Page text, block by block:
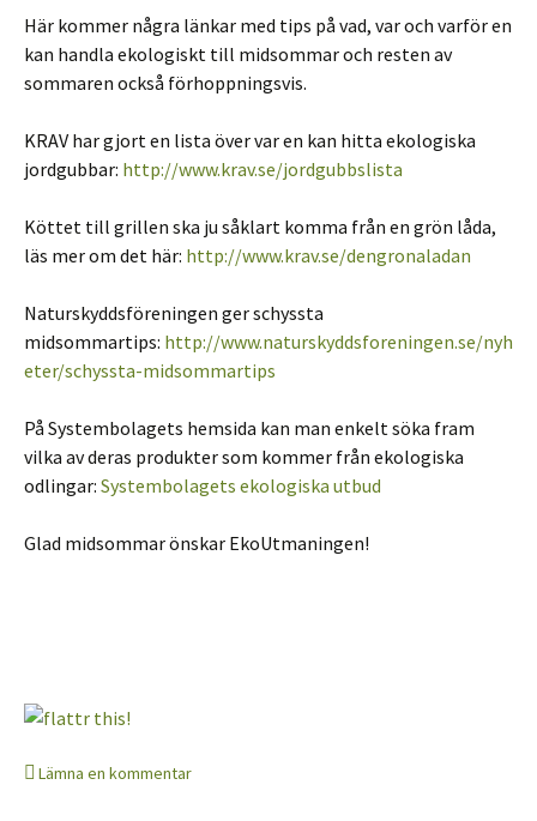
Här kommer några länkar med tips på vad, var och varför en
kan handla ekologiskt till midsommar och resten av
sommaren också förhoppningsvis.
KRAV har gjort en lista över var en kan hitta ekologiska
jordgubbar: http://www.krav.se/jordgubbslista
Köttet till grillen ska ju såklart komma från en grön låda,
läs mer om det här: http://www.krav.se/dengronaladan
Naturskyddsföreningen ger schyssta
midsommartips: http://www.naturskyddsforeningen.se/nyh
eter/schyssta-midsommartips
På Systembolagets hemsida kan man enkelt söka fram
vilka av deras produkter som kommer från ekologiska
odlingar: Systembolagets ekologiska utbud
Glad midsommar önskar EkoUtmaningen!
Lämna en kommentar